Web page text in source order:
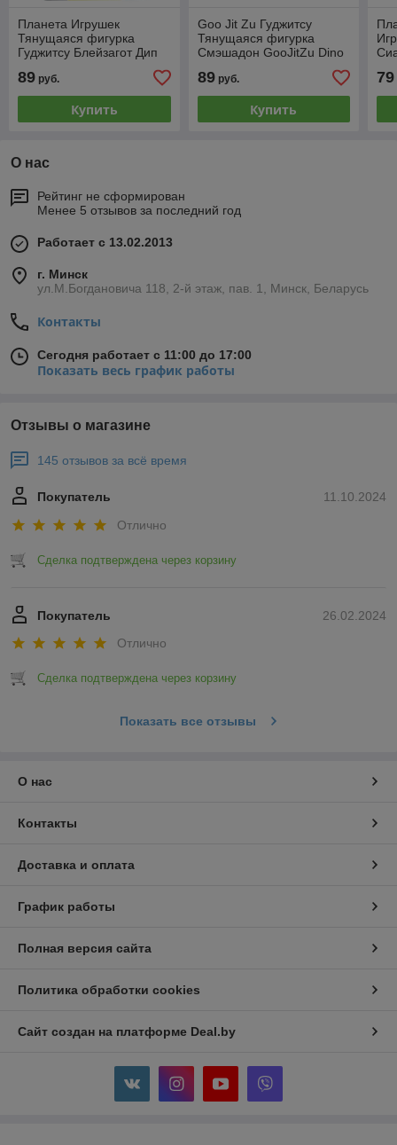
Планета Игрушек
Тянущаяся фигурка
Гуджитсу Блейзагот Дип
89 руб.
Купить
Goo Jit Zu Гуджитсу
Тянущаяся фигурка
Смэшадон GooJitZu Dino
89руб.
Купить
79
О нас
Рейтинг не сформирован
Менее 5 отзывов за последний год
Работает с 13.02.2013
г. Минск
ул.М.Богдановича 118, 2-й этаж, пав. 1, Минск, Беларусь
Контакты
Сегодня работает с 11:00 до 17:00
Показать весь график работы
Отзывы о магазине
145 отзывов за всё время
11.10.2024
Покупатель
Отлично
Сделка подтверждена через корзину
26.02.2024
Покупатель
Отлично
Сделка подтверждена через корзину
Показать все отзывы
О нас
Контакты
Доставка и оплата
График работы
Полная версия сайта
Политика обработки cookies
Сайт создан на платформе Deal.by